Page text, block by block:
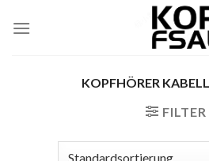
Inhalt
KOPFHÖRER
FILTER